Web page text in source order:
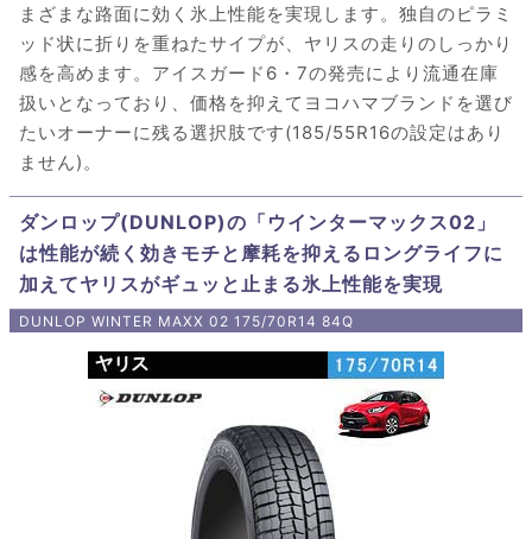
まざまな路面に効く氷上性能を実現します。独自のピラミ
ッド状に折りを重ねたサイプが、ヤリスの走りのしっかり
感を高めます。アイスガード6・7の発売により流通在庫
扱いとなっており、価格を抑えてヨコハマブランドを選び
たいオーナーに残る選択肢です(185/55R16の設定はあり
ません)。
ダンロップ(DUNLOP)の「ウインターマックス02」
は性能が続く効きモチと摩耗を抑えるロングライフに
加えてヤリスがギュッと止まる氷上性能を実現
DUNLOP WINTER MAXX 02 175/70R14 84Q